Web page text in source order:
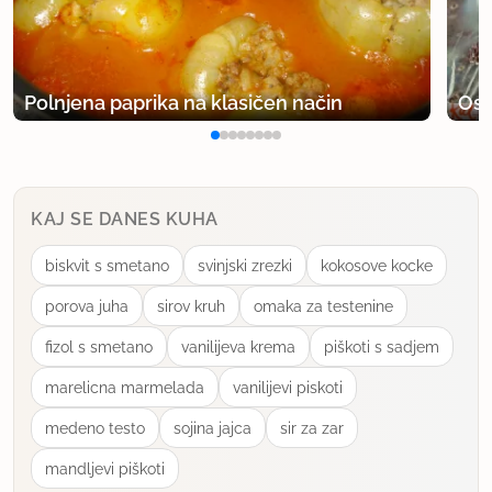
član od 2008 2741 sporočil
14.11.2012 ob 21:22
Ok, bomo degustirali ;D
Polnjena paprika na klasičen način
KAJ SE DANES KUHA
biskvit s smetano svinjski zrezki kokosove kocke
porova juha sirov kruh omaka za testenine
fizol s smetano vanilijeva krema piškoti s sadjem
marelicna marmelada vanilijevi piskoti
medeno testo sojina jajca sir za zar
mandljevi piškoti